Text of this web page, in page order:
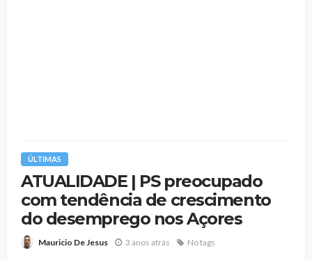
ÚLTIMAS
ATUALIDADE | PS preocupado
com tendência de crescimento
do desemprego nos Açores
Mauricio De Jesus 3 anos atrás No tags